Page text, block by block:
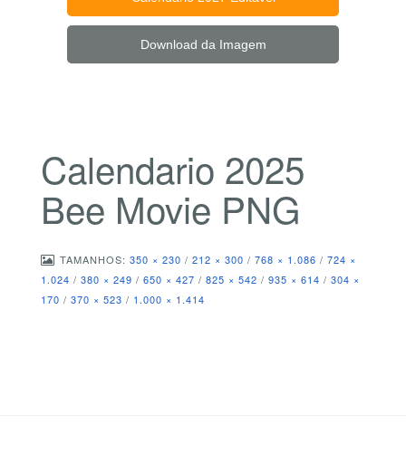
Download da Imagem
Calendario 2025
Bee Movie PNG
TAMANHOS: 350 × 230 / 212 × 300 / 768 × 1.086 / 724 ×
1.024 / 380 × 249 / 650 × 427 / 825 × 542 / 935 × 614 / 304 ×
170 / 370 × 523 / 1.000 × 1.414